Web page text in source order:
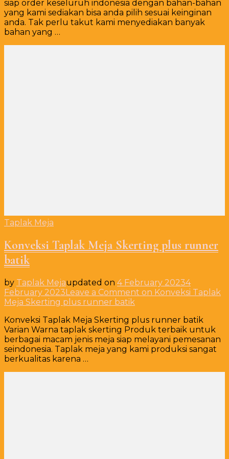
siap order keseluruh indonesia dengan bahan-bahan
yang kami sediakan bisa anda pilih sesuai keinginan
anda. Tak perlu takut kami menyediakan banyak
bahan yang …
Taplak Meja
Konveksi Taplak Meja Skerting plus runner
batik
by Taplak Mejaupdated on 4 February 20234
February 2023Leave a Comment on Konveksi Taplak
Meja Skerting plus runner batik
Konveksi Taplak Meja Skerting plus runner batik
Varian Warna taplak skerting Produk terbaik untuk
berbagai macam jenis meja siap melayani pemesanan
seindonesia. Taplak meja yang kami produksi sangat
berkualitas karena …